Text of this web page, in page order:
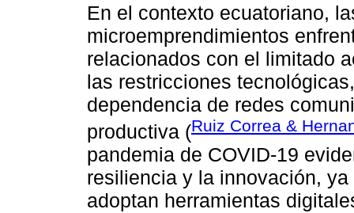
En el contexto ecuatoriano,
microemprendimientos
relacionados con el limitado
las restricciones
dependencia de redes
productiva (Ruiz Correa &
pandemia de COVID-19
resiliencia y la innovación,
adoptan herramientas